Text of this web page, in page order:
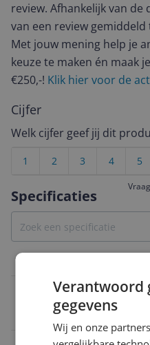
Specificaties
Grillfunctie
review. Afhankelijk van
van een review
Met jouw mening help je
keuze te maken én maak
€250,-! Klik hier voor de
Cijfer
Welk cijfer geef jij dit
5
4
3
2
1
Verantwoord
gegevens
Wij en onze